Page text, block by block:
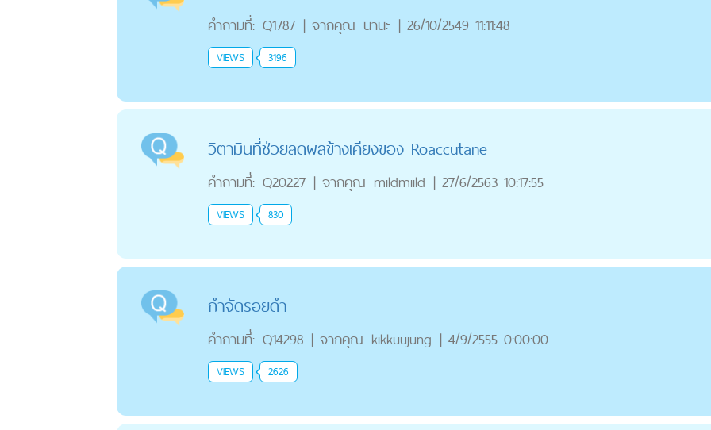
คำถามที่: Q1787 | จากคุณ นานะ | 26/10/2549 11:11:48
VIEWS 3196
วิตามินที่ช่วยลดผลข้างเคียงของ Roaccutane
คำถามที่: Q20227 | จากคุณ mildmiild | 27/6/2563 10:17:55
VIEWS 830
กำจัดรอยดำ
คำถามที่: Q14298 | จากคุณ kikkuujung | 4/9/2555 0:00:00
VIEWS 2626